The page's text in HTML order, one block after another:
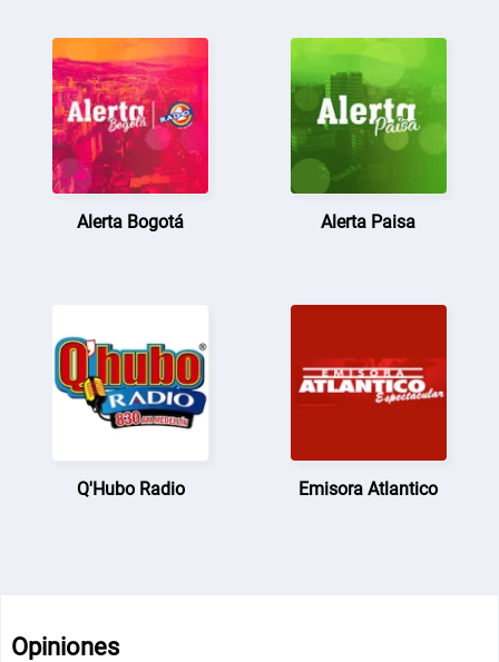
Alerta Bogotá Alerta Paisa
Q'Hubo Radio Emisora Atlantico
Opiniones